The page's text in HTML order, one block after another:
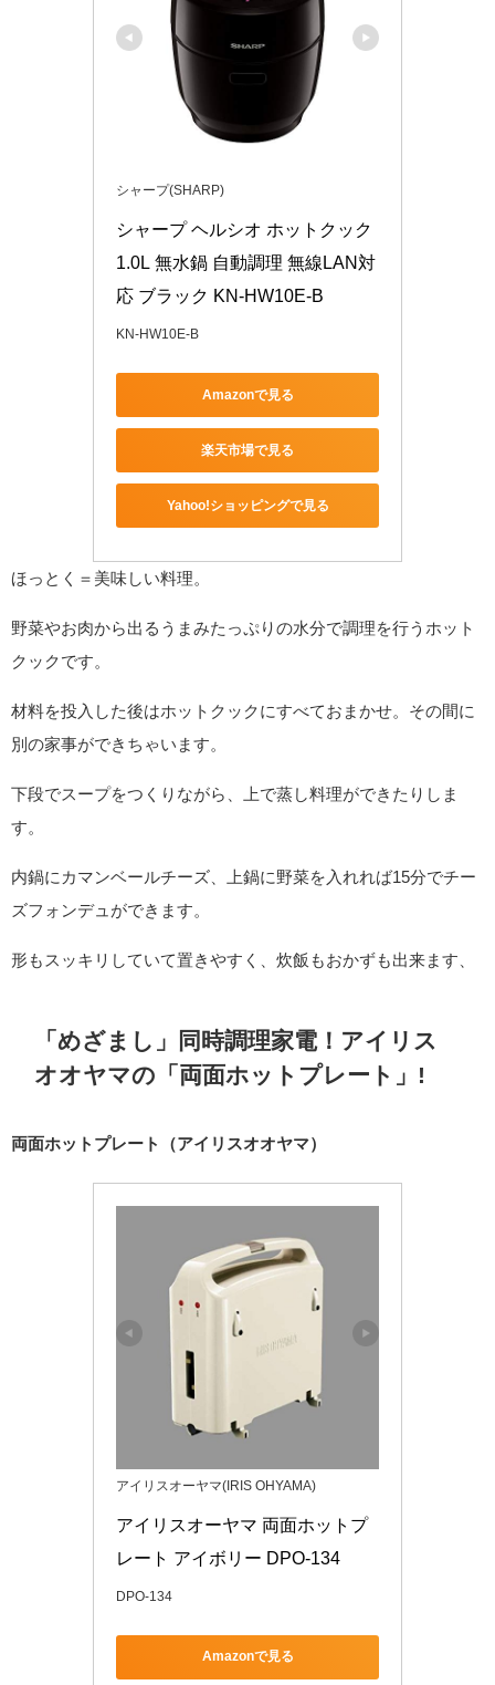
シャープ(SHARP)
シャープ ヘルシオ ホットクック
1.0L 無水鍋 自動調理 無線LAN対
応 ブラック KN-HW10E-B
KN-HW10E-B
Amazonで見る
楽天市場で見る
Yahoo!ショッピングで見る
ほっとく＝美味しい料理。
野菜やお肉から出るうまみたっぷりの水分で調理を行うホット
クックです。
材料を投入した後はホットクックにすべておまかせ。その間に
別の家事ができちゃいます。
下段でスープをつくりながら、上で蒸し料理ができたりしま
す。
内鍋にカマンベールチーズ、上鍋に野菜を入れれば15分でチー
ズフォンデュができます。
形もスッキリしていて置きやすく、炊飯もおかずも出来ます、
「めざまし」同時調理家電！アイリス
オオヤマの「両面ホットプレート」!
両面ホットプレート（アイリスオオヤマ）
アイリスオーヤマ(IRIS OHYAMA)
アイリスオーヤマ 両面ホットプ
レート アイボリー DPO-134
DPO-134
Amazonで見る